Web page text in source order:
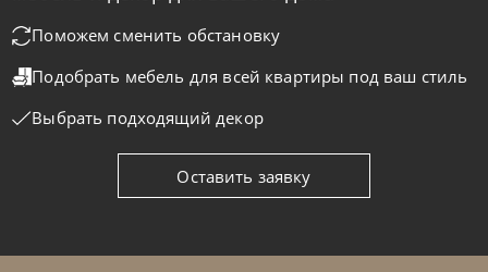
На заказ 45-90 дн
Поможем сменить обстановку
Подобрать мебель для всей квартиры под ваш стиль
Выбрать подходящий декор
Оставить заявку